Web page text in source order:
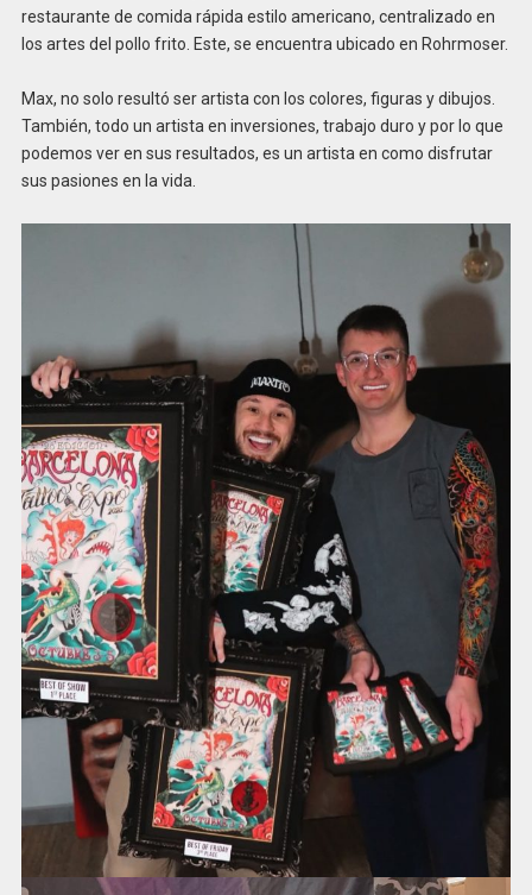
restaurante de comida rápida estilo americano, centralizado en
los artes del pollo frito. Este, se encuentra ubicado en Rohrmoser.
Max, no solo resultó ser artista con los colores, figuras y dibujos.
También, todo un artista en inversiones, trabajo duro y por lo que
podemos ver en sus resultados, es un artista en como disfrutar
sus pasiones en la vida.